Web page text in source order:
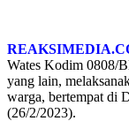
Wates Kodim 0808/
yang lain,
warga, bertempat di
(26/2/2023).